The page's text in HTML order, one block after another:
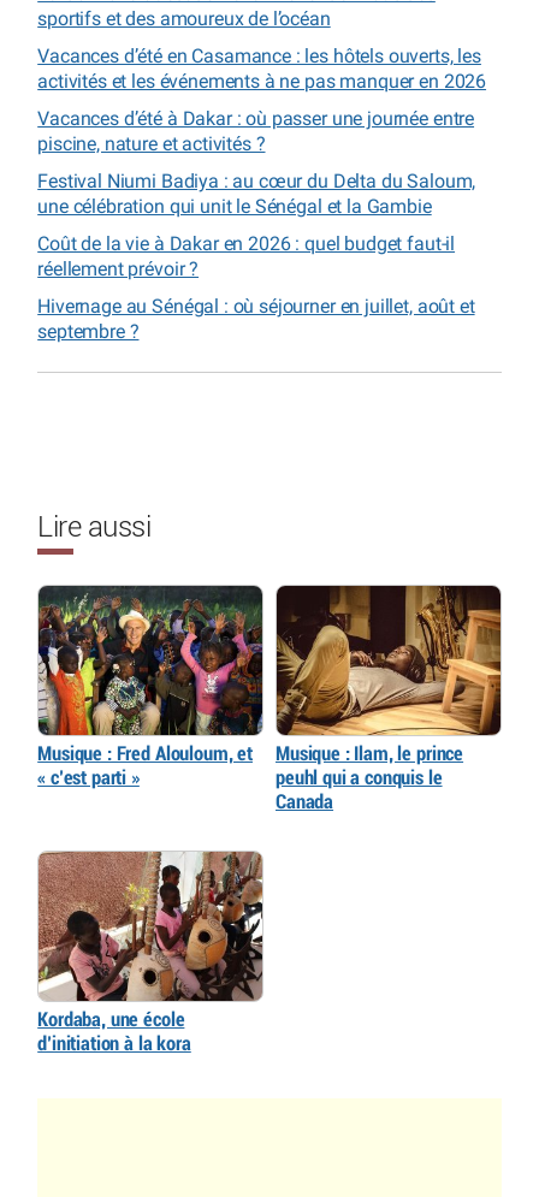
sportifs et des amoureux de l’océan
Vacances d’été en Casamance : les hôtels ouverts, les
activités et les événements à ne pas manquer en 2026
Vacances d’été à Dakar : où passer une journée entre
piscine, nature et activités ?
Festival Niumi Badiya : au cœur du Delta du Saloum,
une célébration qui unit le Sénégal et la Gambie
Coût de la vie à Dakar en 2026 : quel budget faut-il
réellement prévoir ?
Hivernage au Sénégal : où séjourner en juillet, août et
septembre ?
Lire aussi
Musique : Fred Alouloum, et
« c’est parti »
Musique : Ilam, le prince
peuhl qui a conquis le
Canada
Kordaba, une école
d’initiation à la kora